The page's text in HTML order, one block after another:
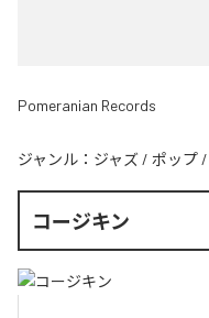
Pomeranian Records
ジャンル： ジャズ / ポップ /
コージキン